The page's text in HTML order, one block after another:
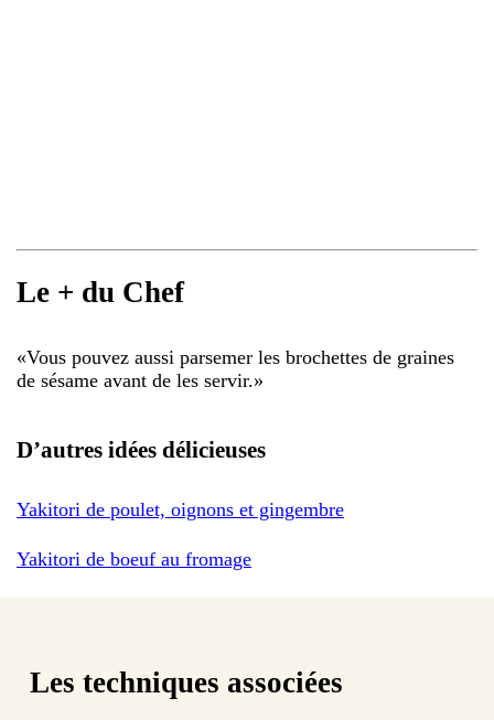
Le + du Chef
«Vous pouvez aussi parsemer les brochettes de graines
de sésame avant de les servir.»
D’autres idées délicieuses
Yakitori de poulet, oignons et gingembre
Yakitori de boeuf au fromage
Les techniques associées